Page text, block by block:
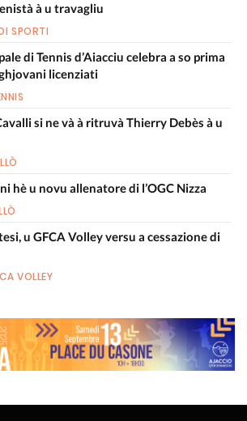
à u travagliu
SPORTI
di Tennis d’Aiacciu celebra a so prima
licenziati
si ne và à ritruvà Thierry Debès à u
hè u novu allenatore di l’OGC Nizza
u GFCA Volley versu a cessazione di
VOLLEY